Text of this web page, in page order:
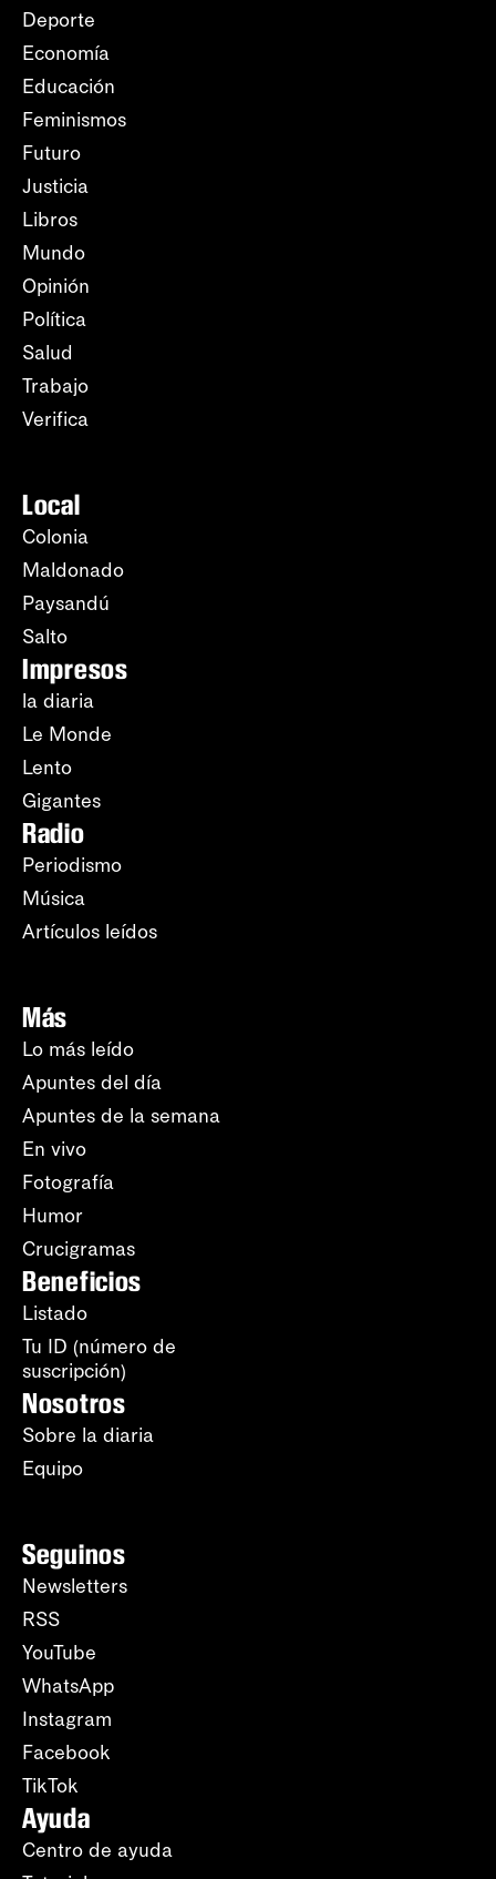
Deporte
Economía
Educación
Feminismos
Futuro
Justicia
Libros
Mundo
Opinión
Política
Salud
Trabajo
Verifica
Local
Colonia
Maldonado
Paysandú
Salto
Impresos
la diaria
Le Monde
Lento
Gigantes
Radio
Periodismo
Música
Artículos leídos
Más
Lo más leído
Apuntes del día
Apuntes de la semana
En vivo
Fotografía
Humor
Crucigramas
Beneficios
Listado
Tu ID (número de
suscripción)
Nosotros
Sobre la diaria
Equipo
Seguinos
Newsletters
RSS
YouTube
WhatsApp
Instagram
Facebook
TikTok
Ayuda
Centro de ayuda